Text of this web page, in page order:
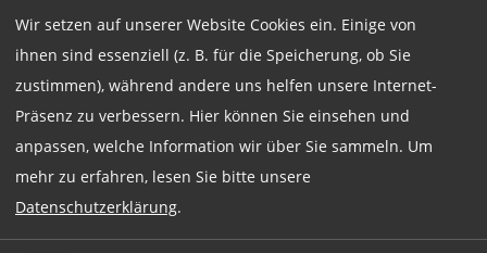
Einsatzort:
München
Beschäftigungsart:
Wir setzen auf unserer Website Cookies ein. Einige von
ihnen sind essenziell (z. B. für die Speicherung, ob Sie
zustimmen), während andere uns helfen unsere Internet-
Präsenz zu verbessern. Hier können Sie einsehen und
anpassen, welche Information wir über Sie sammeln. Um
mehr zu erfahren, lesen Sie bitte unsere
Datenschutzerklärung.